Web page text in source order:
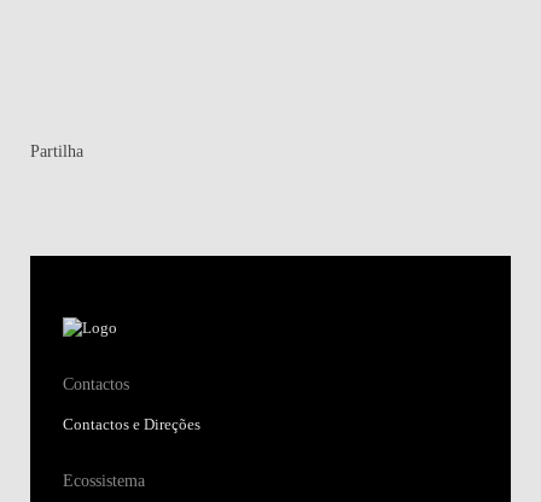
Partilha
Contactos
Contactos e Direções
Ecossistema